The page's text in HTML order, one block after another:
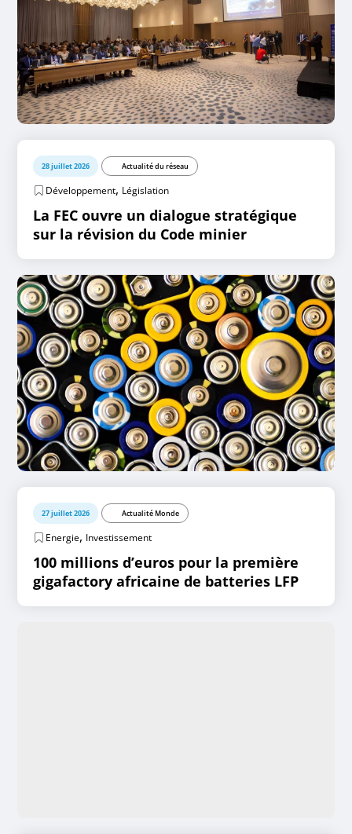
28 juillet 2026 Actualité du réseau
Développement, Législation
La FEC ouvre un dialogue stratégique
sur la révision du Code minier
27 juillet 2026 Actualité Monde
Energie, Investissement
100 millions d’euros pour la première
gigafactory africaine de batteries LFP